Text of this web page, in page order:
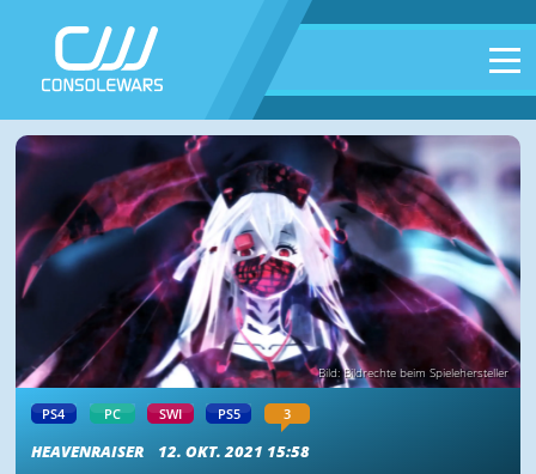
Bild: Bildrechte beim Spielehersteller
PS4 PC SWI PS5 3
HEAVENRAISER 12. OKT. 2021 15:58